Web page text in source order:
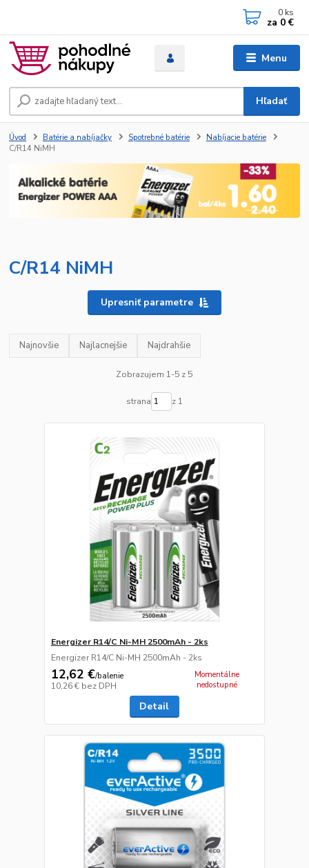
Menu
Hľadať
0 ks
za 0 €
Úvod Batérie a nabíjačky Spotrebné batérie
Nabíjacie batérie
C/R14 NiMH
C/R14 NiMH
Upresniť parametre
Najnovšie Najlacnejšie Najdrahšie
Zobrazujem 1-5 z 5
strana z 1
Energizer R14/C Ni-MH 2500mAh - 2ks
Energizer R14/C Ni-MH 2500mAh - 2ks
12,62 €/balenie
10,26 € bez DPH
Momentálne
nedostupné
Detail